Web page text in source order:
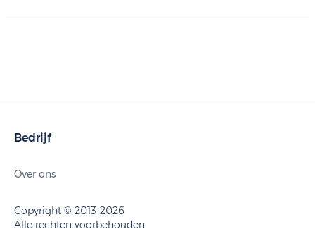
Bedrijf
Over ons
Copyright © 2013-2026
Alle rechten voorbehouden.